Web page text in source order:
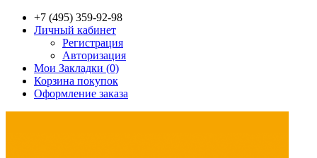
+7 (495) 359-92-98
Личный кабинет
Регистрация
Авторизация
Мои Закладки (0)
Корзина покупок
Оформление заказа